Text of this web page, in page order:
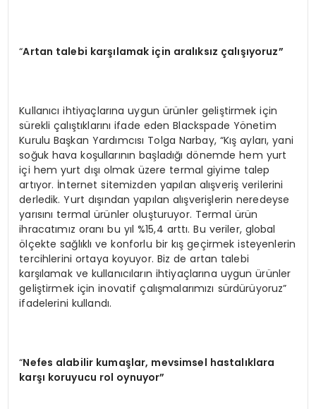
“Artan talebi karşılamak için aralıksız çalışıyoruz”
Kullanıcı ihtiyaçlarına uygun ürünler geliştirmek için
sürekli çalıştıklarını ifade eden Blackspade Yönetim
Kurulu Başkan Yardımcısı Tolga Narbay, “Kış ayları, yani
soğuk hava koşullarının başladığı dönemde hem yurt
içi hem yurt dışı olmak üzere termal giyime talep
artıyor. İnternet sitemizden yapılan alışveriş verilerini
derledik. Yurt dışından yapılan alışverişlerin neredeyse
yarısını termal ürünler oluşturuyor. Termal ürün
ihracatımız oranı bu yıl %15,4 arttı. Bu veriler, global
ölçekte sağlıklı ve konforlu bir kış geçirmek isteyenlerin
tercihlerini ortaya koyuyor. Biz de artan talebi
karşılamak ve kullanıcıların ihtiyaçlarına uygun ürünler
geliştirmek için inovatif çalışmalarımızı sürdürüyoruz”
ifadelerini kullandı.
“Nefes alabilir kumaşlar, mevsimsel hastalıklara
karşı koruyucu rol oynuyor”